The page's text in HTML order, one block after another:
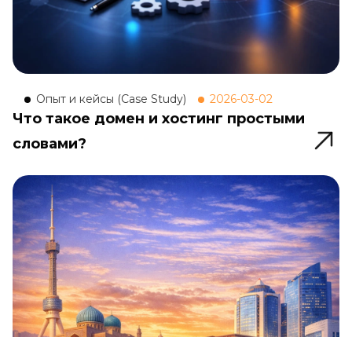
Опыт и кейсы (Case Study) 2026-03-02
Что такое домен и хостинг простыми
словами?